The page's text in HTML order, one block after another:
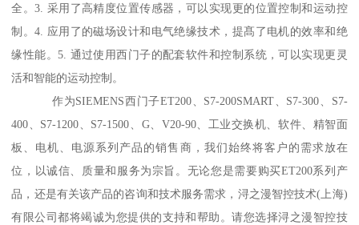
全。3. 采用了高精度位置传感器，可以实现更的位置控制和运动控
制。4. 应用了的磁场设计和电气绝缘技术，提髙了电机的效率和绝
缘性能。5. 通过使用西门子的配套软件和控制系统，可以实现更灵
活和智能的运动控制。
作为SIEMENS西门子ET200、S7-200SMART、S7-300、S7-
400、S7-1200、S7-1500、G、V20-90、工业交换机、软件、精智面
板、电机、电源系列产品的销售商，我们始终将客户的需求放在
位，以诚信、质量和服务为宗旨。无论您是需要购买ET200系列产
品，还是有关该产品的咨询和技术服务需求，浔之漫智控技术(上海)
有限公司都将竭诚为您提供的支持和帮助。请您选择浔之漫智控技